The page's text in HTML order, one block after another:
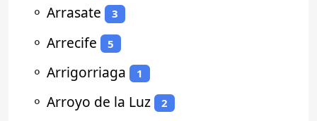
⚬ Arrasate 3
⚬ Arrecife 5
⚬ Arrigorriaga 1
⚬ Arroyo de la Luz 2